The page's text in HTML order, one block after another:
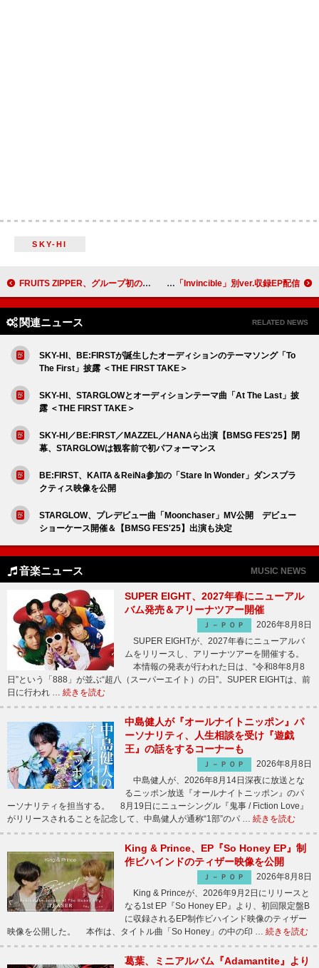
SKY-HI
FRUITS ZIPPER、グループ初のアジアツアーが台北で開幕 ワンリパブリック、『保科の休日』EDテーマ「Invincible」別ver.収録EP配信
関連ニュース RELATED NEWS
SKY-HI、BE:FIRSTが誕生したオーディションのテーマソング「To
The First」披露 ＜THE FIRST TAKE＞
SKY-HI、STARGLOWとオーディションテーマ曲「At The Last」披
露 ＜THE FIRST TAKE＞
SKY-HI／BE:FIRST／MAZZEL／HANAら出演【BMSG FES'25】閉
幕、STARGLOWは観客前で初パフォーマンス
BE:FIRST、KAITA＆ReiNa参加の「Stare In Wonder」ダンスプラ
クティス映像を公開
STARGLOW、プレデビュー曲「Moonchaser」MV公開 デビュー
ショーケース開催＆【BMSG FES'25】出演も決定
音楽ニュース MUSIC NEWS
SUPER EIGHT、2027年春にニューアル
バム発売＆アリーナツアー開催
Ｊ－ＰＯＰ
2026年8月8日
SUPER EIGHTが、2027年春にニューアルバ
ムをリリースし、アリーナツアーを開催する。
本情報の発表が行われた日は、“令和8年8月8
日”という「888」が並ぶ“超八（スーパーエイト）の日”。SUPER EIGHTは、前
日に行われ … 続きを読む
中島健人が『オールナイトニッポン』パ
ーソナリティ、人生相談を受け『遊戯
王』の話をするコーナーも
Ｊ－ＰＯＰ
2026年8月8日
中島健人が、2026年8月14日深夜に放送とな
るニッポン放送『オールナイトニッポン』のパ
ーソナリティを担当する。 8月19日にニューシングル『鬼事 / Fiction Love』
がリリースされることを記念して、中島健人が通称“1部”のパ … 続きを読む
King & Prince、EP『So Honey EP』制
作ビハインドのティザー映像を公開
Ｊ－ＰＯＰ
2026年8月8日
King & Princeが、2026年9月2日にリリースと
なる1st EP『So Honey EP』より、初回限定盤B
に収録されるEP制作ビハインド映像のティザー
映像を公開した。 本作は、タイトル曲「So Honey」の中の印 … 続きを読む
葛葉、ミニアルバム『Adamantite』より